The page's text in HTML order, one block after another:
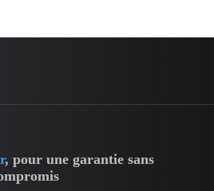
, pour une garantie sans